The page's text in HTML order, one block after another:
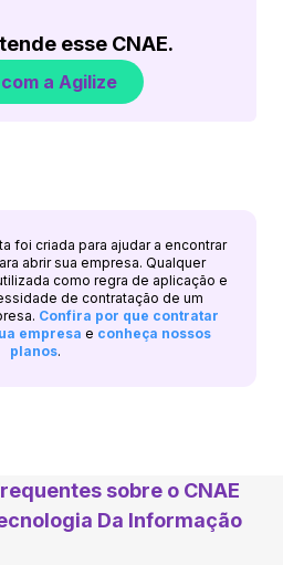
esse CNAE.
a Agilize
foi criada para ajudar a encontrar
abrir sua empresa. Qualquer
como regra de aplicação e
de contratação de um
Confira por que contratar
empresa e conheça nossos
planos.
sobre o CNAE
Da Informação